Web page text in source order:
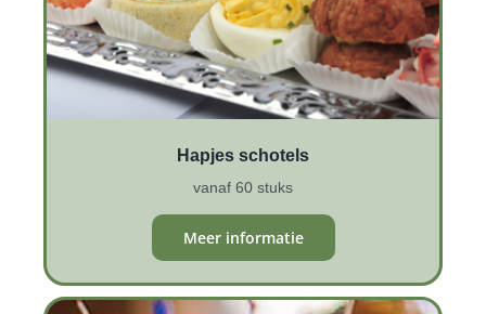
Hapjes schotels
vanaf 60 stuks
Meer informatie